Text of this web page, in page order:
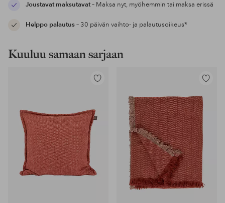
Joustavat maksutavat– Maksa nyt, myöhemmin tai maksa erissä
Helppo palautus– 30 päivän vaihto- ja palautusoikeus*
Kuuluu samaan sarjaan
Lisää
Lisää